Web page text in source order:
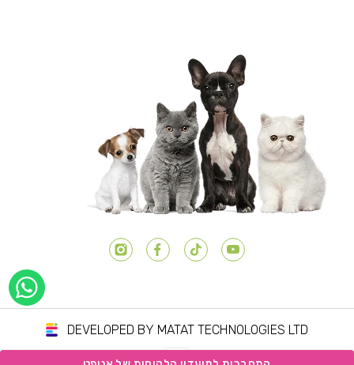
יוטיובטיק טוקפייסבוקאינסטגרם
DEVELOPED BY MATAT TECHNOLOGIES LTD